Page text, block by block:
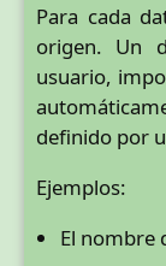
Para cada
origen. Un
usuario,
definido por
Ejemplos:
El nombre